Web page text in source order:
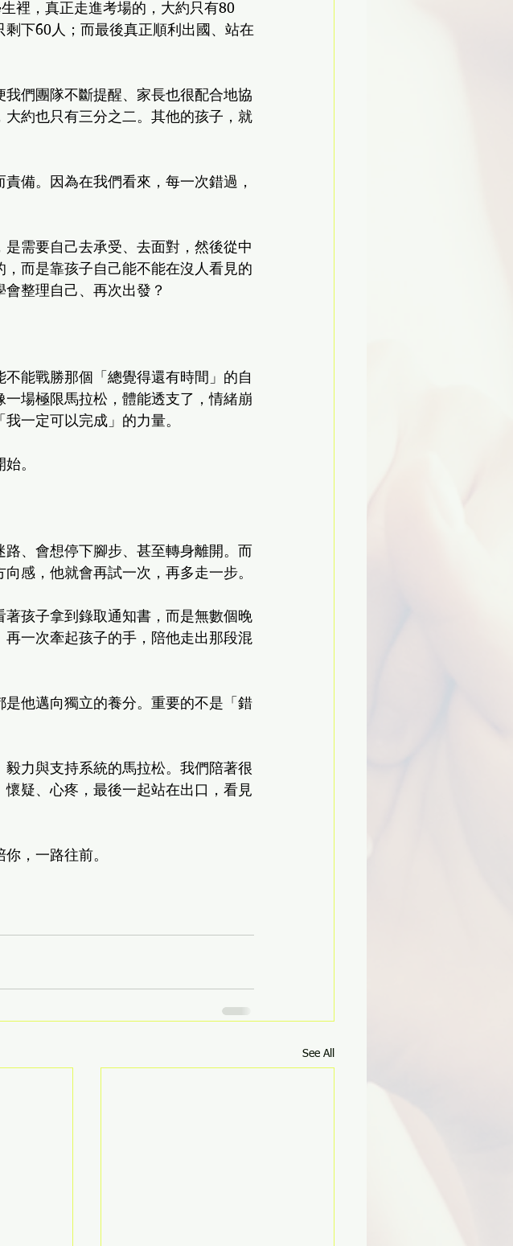
裡，真正走進考場的，大約只有80
下60人；而最後真正順利出國、站在
們團隊不斷提醒、家長也很配合地協
約也只有三分之二。其他的孩子，就
備。因為在我們看來，每一次錯過，
需要自己去承受、去面對，然後從中
而是靠孩子自己能不能在沒人看見的
整理自己、再次出發？
能戰勝那個「總覺得還有時間」的自
場極限馬拉松，體能透支了，情緒崩
一定可以完成」的力量。
。
、會想停下腳步、甚至轉身離開。而
感，他就會再試一次，再多走一步。
孩子拿到錄取通知書，而是無數個晚
一次牽起孩子的手，陪他走出那段混
他邁向獨立的養分。重要的不是「錯
力與支持系統的馬拉松。我們陪著很
疑、心疼，最後一起站在出口，看見
，一路往前。
See All